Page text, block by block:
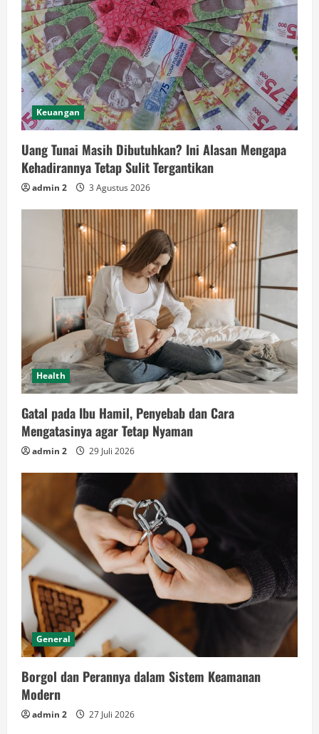
Keuangan
Uang Tunai Masih Dibutuhkan? Ini Alasan Mengapa
Kehadirannya Tetap Sulit Tergantikan
admin 2 3 Agustus 2026
Health
Gatal pada Ibu Hamil, Penyebab dan Cara
Mengatasinya agar Tetap Nyaman
admin 2 29 Juli 2026
General
Borgol dan Perannya dalam Sistem Keamanan
Modern
admin 2 27 Juli 2026